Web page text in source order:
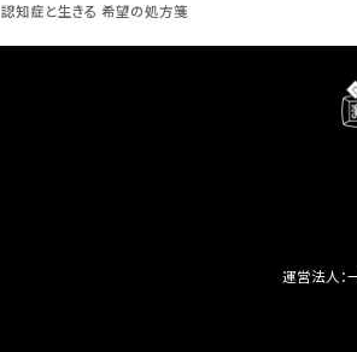
認知症と生きる 希望の処方箋
運営法人